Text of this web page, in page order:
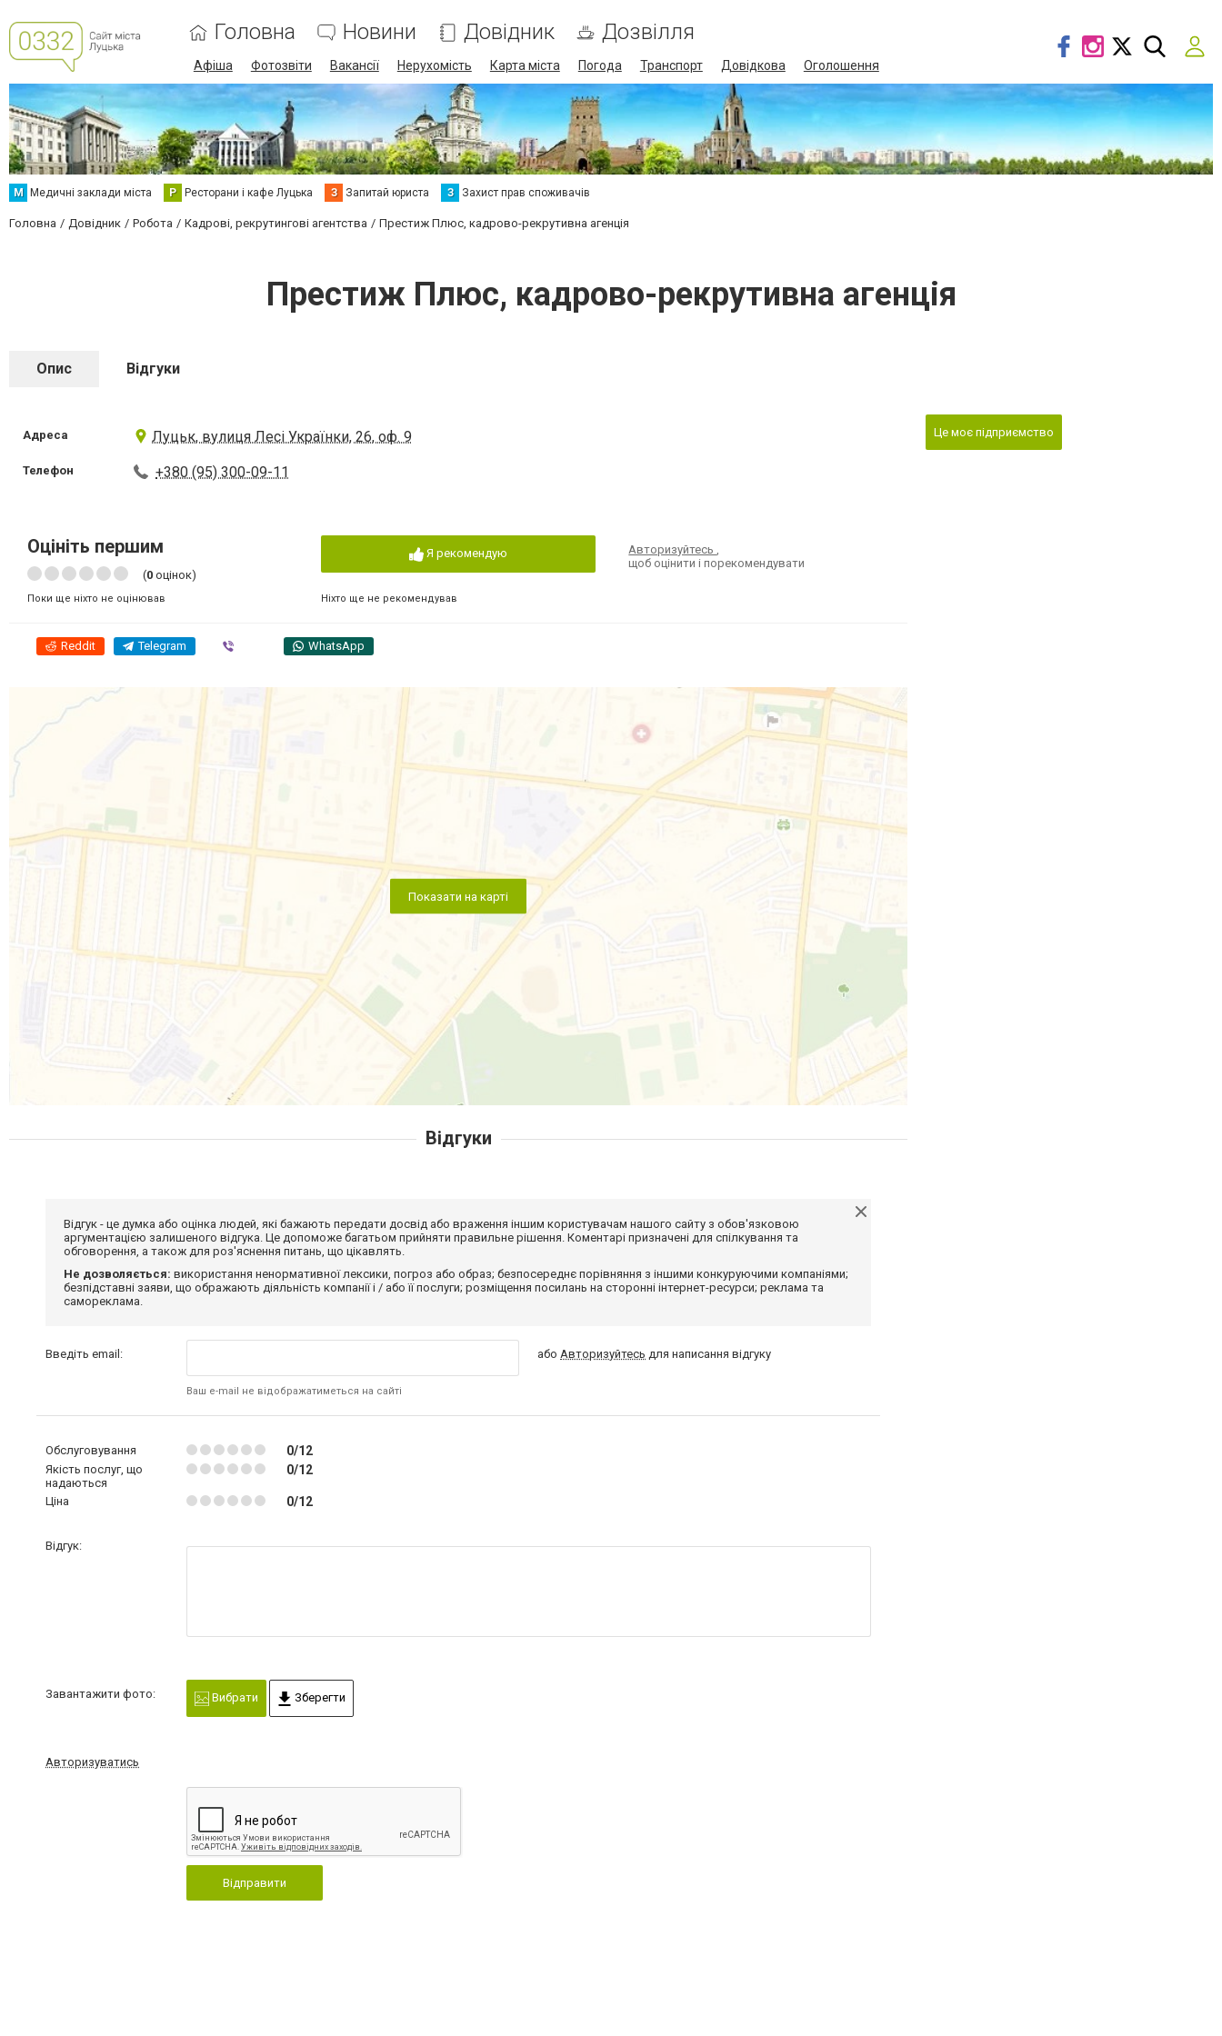
Головна Новини Довідник Дозвілля
Афіша Фотозвіти Вакансії Нерухомість Карта міста Погода Транспорт Довідкова Оголошення
М Медичні заклади міста Р Ресторани і кафе Луцька З Запитай юриста З Захист прав споживачів
Головна Довідник Робота Кадрові, рекрутингові агентства Престиж Плюс, кадрово-рекрутивна агенція
Престиж Плюс, кадрово-рекрутивна агенція
Опис Відгуки
Адреса Луцьк, вулиця Лесі Українки, 26, оф. 9
Телефон +380 (95) 300-09-11
Оцініть першим
(0 оцінок)
Поки ще ніхто не оцінював
Я рекомендую
Ніхто ще не рекомендував
Авторизуйтесь,
щоб оцінити і порекомендувати
Reddit Telegram WhatsApp
Показати на карті
Це моє підприємство
Відгуки
Відгук - це думка або оцінка людей, які бажають передати досвід або враження іншим користувачам нашого сайту з обов'язковою
аргументацією залишеного відгука. Це допоможе багатьом прийняти правильне рішення. Коментарі призначені для спілкування та
обговорення, а також для роз'яснення питань, що цікавлять.
Не дозволяється: використання ненормативної лексики, погроз або образ; безпосереднє порівняння з іншими конкуруючими компаніями;
безпідставні заяви, що ображають діяльність компанії і / або її послуги; розміщення посилань на сторонні інтернет-ресурси; реклама та
самореклама.
Введіть email:
Ваш e-mail не відображатиметься на сайті
абоАвторизуйтесь для написання відгуку
Обслуговування 0/12
Якість послуг, що
надаються
0/12
Ціна 0/12
Відгук:
Завантажити фото: Вибрати Зберегти
Авторизуватись
Відправити